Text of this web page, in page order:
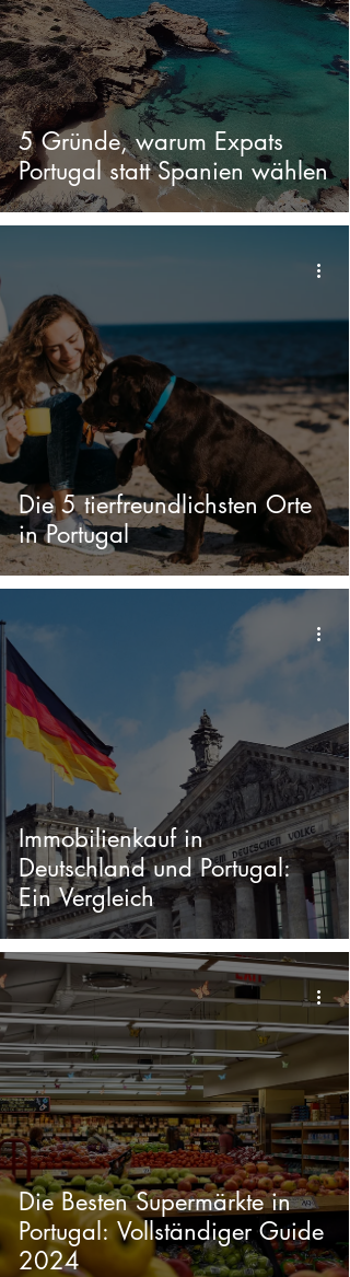
5 Gründe, warum Expats
Portugal statt Spanien wählen
Die 5 tierfreundlichsten Orte
in Portugal
Immobilienkauf in
Deutschland und Portugal:
Ein Vergleich
Die Besten Supermärkte in
Portugal: Vollständiger Guide
2024